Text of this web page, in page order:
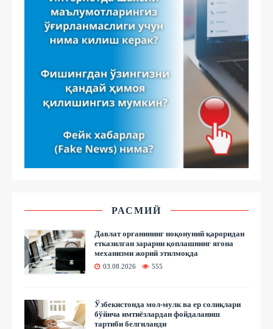
РАСМИЙ
Давлат органининг ноқонуний қароридан
етказилган зарарни қоплашнинг ягона
механизми жорий этилмоқда
03.08.2026 555
Ўзбекистонда мол-мулк ва ер солиқлари
бўйича имтиёзлардан фойдаланиш
тартиби белгиланди